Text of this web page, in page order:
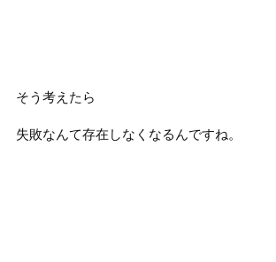
そう考えたら
失敗なんて存在しなくなるんですね。